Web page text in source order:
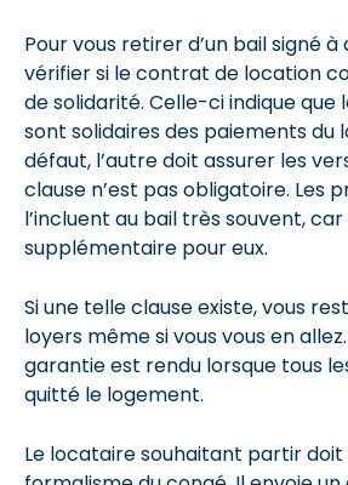
Pour vous retirer d’un bail signé à
vérifier si le contrat de location
de solidarité. Celle-ci indique que
sont solidaires des paiements du
défaut, l’autre doit assurer les
clause n’est pas obligatoire. Les
l’incluent au bail très souvent,
supplémentaire pour eux.
Si une telle clause existe, vous
loyers même si vous vous en
garantie est rendu lorsque tous
quitté le logement.
Le locataire souhaitant partir